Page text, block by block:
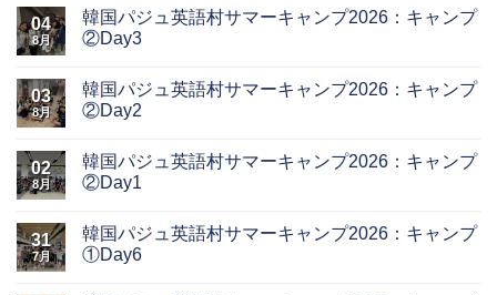
04
8月
韓国パジュ英語村サマーキャンプ2026：キャンプ
②Day3
03
8月
韓国パジュ英語村サマーキャンプ2026：キャンプ
②Day2
02
8月
韓国パジュ英語村サマーキャンプ2026：キャンプ
②Day1
31
7月
韓国パジュ英語村サマーキャンプ2026：キャンプ
①Day6